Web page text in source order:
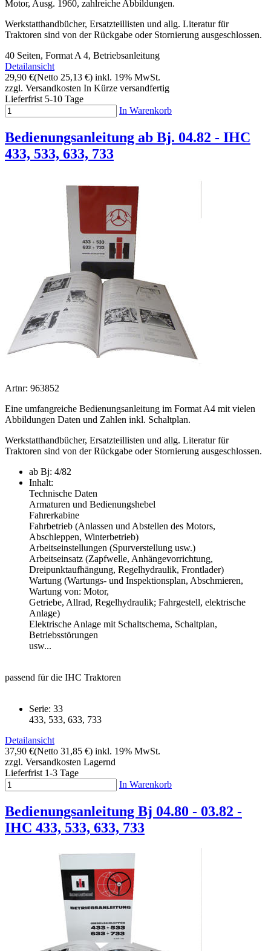
Motor, Ausg. 1960, zahlreiche Abbildungen.
Werkstatthandbücher, Ersatzteillisten und allg. Literatur für
Traktoren sind von der Rückgabe oder Stornierung ausgeschlossen.
40 Seiten, Format A 4, Betriebsanleitung
Detailansicht
29,90 €(Netto 25,13 €) inkl. 19% MwSt.
zzgl. Versandkosten In Kürze versandfertig
Lieferfrist 5-10 Tage
In Warenkorb
Bedienungsanleitung ab Bj. 04.82 - IHC
433, 533, 633, 733
Artnr: 963852
Eine umfangreiche Bedienungsanleitung im Format A4 mit vielen
Abbildungen Daten und Zahlen inkl. Schaltplan.
Werkstatthandbücher, Ersatzteillisten und allg. Literatur für
Traktoren sind von der Rückgabe oder Stornierung ausgeschlossen.
ab Bj: 4/82
Inhalt:
Technische Daten
Armaturen und Bedienungshebel
Fahrerkabine
Fahrbetrieb (Anlassen und Abstellen des Motors,
Abschleppen, Winterbetrieb)
Arbeitseinstellungen (Spurverstellung usw.)
Arbeitseinsatz (Zapfwelle, Anhängevorrichtung,
Dreipunktaufhängung, Regelhydraulik, Frontlader)
Wartung (Wartungs- und Inspektionsplan, Abschmieren,
Wartung von: Motor,
Getriebe, Allrad, Regelhydraulik; Fahrgestell, elektrische
Anlage)
Elektrische Anlage mit Schaltschema, Schaltplan,
Betriebsstörungen
usw...
passend für die IHC Traktoren
Serie: 33
433, 533, 633, 733
Detailansicht
37,90 €(Netto 31,85 €) inkl. 19% MwSt.
zzgl. Versandkosten Lagernd
Lieferfrist 1-3 Tage
In Warenkorb
Bedienungsanleitung Bj 04.80 - 03.82 -
IHC 433, 533, 633, 733